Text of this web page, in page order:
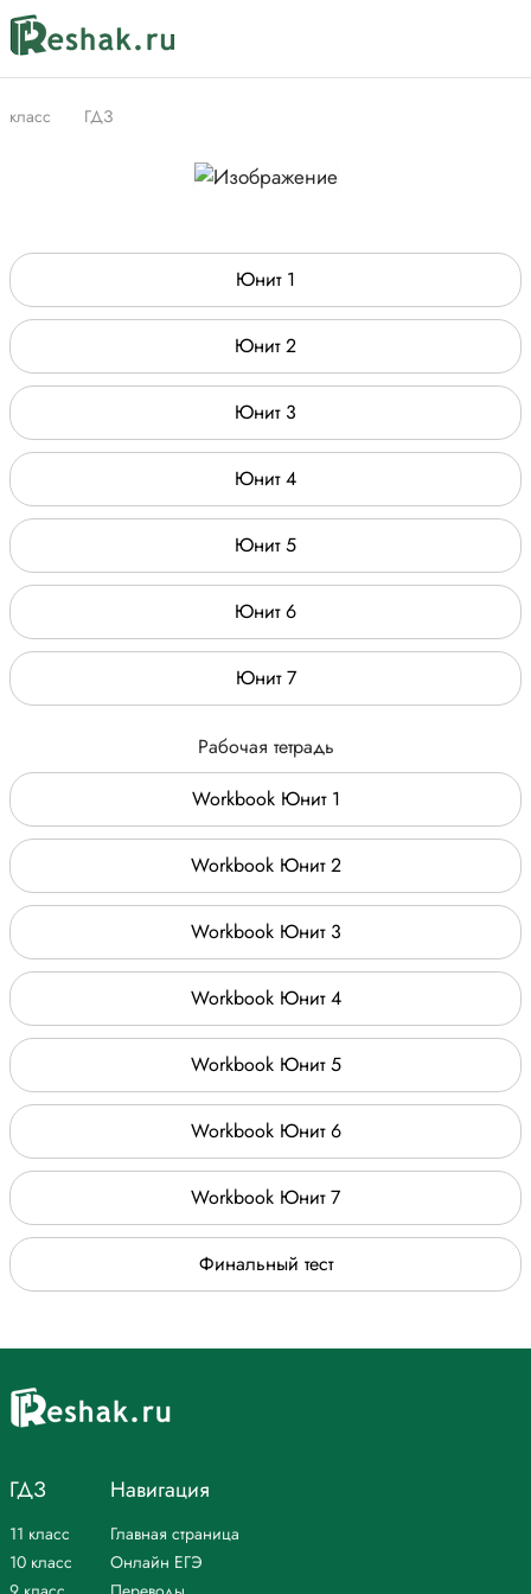
класс ГДЗ
Юнит 1
Юнит 2
Юнит 3
Юнит 4
Юнит 5
Юнит 6
Юнит 7
Рабочая тетрадь
Workbook Юнит 1
Workbook Юнит 2
Workbook Юнит 3
Workbook Юнит 4
Workbook Юнит 5
Workbook Юнит 6
Workbook Юнит 7
Финальный тест
ГДЗ
11 класс
10 класс
Навигация
Главная страница
Онлайн ЕГЭ